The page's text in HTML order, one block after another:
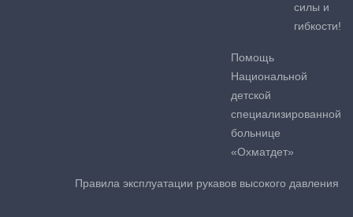
силы и
гибкости!
Помощь
Национальной
детской
специализированной
больнице
«Охматдет»
Правила эксплуатации рукавов высокого давления